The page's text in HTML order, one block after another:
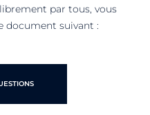
par tous, vous
document suivant :